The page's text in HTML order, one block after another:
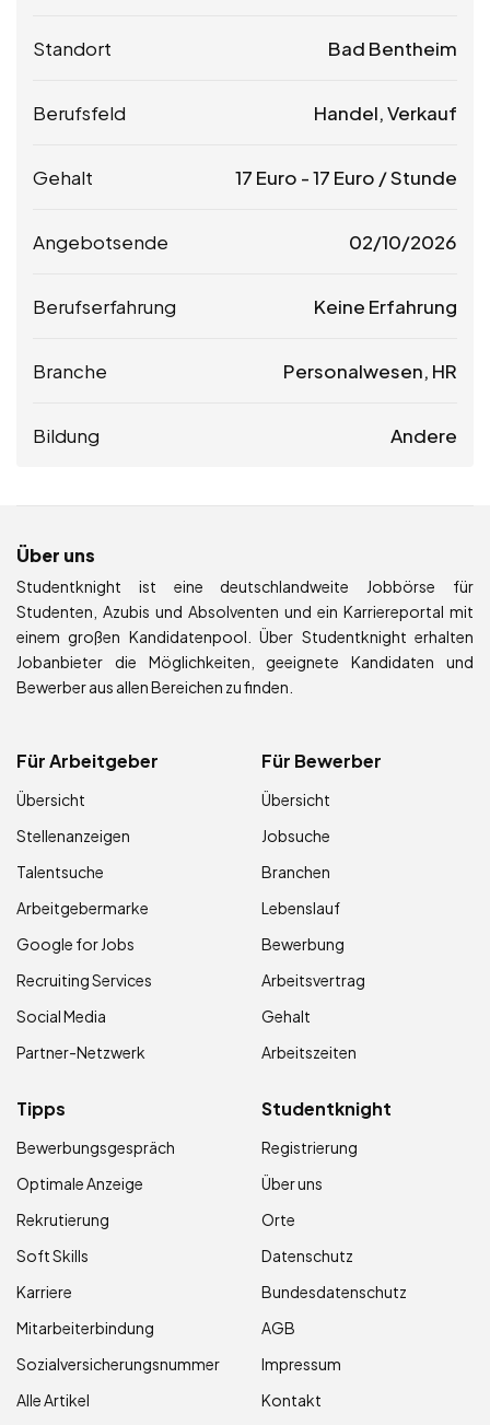
Standort Bad Bentheim
Berufsfeld Handel, Verkauf
Gehalt 17 Euro -17 Euro / Stunde
Angebotsende 02/10/2026
Berufserfahrung Keine Erfahrung
Branche Personalwesen, HR
Bildung Andere
Über uns
Studentknight ist eine deutschlandweite Jobbörse für
Studenten, Azubis und Absolventen und ein Karriereportal mit
einem großen Kandidatenpool. Über Studentknight erhalten
Jobanbieter die Möglichkeiten, geeignete Kandidaten und
Bewerber aus allen Bereichen zu finden.
Für Arbeitgeber
Übersicht
Stellenanzeigen
Talentsuche
Arbeitgebermarke
Google for Jobs
Recruiting Services
Social Media
Partner-Netzwerk
Für Bewerber
Übersicht
Jobsuche
Branchen
Lebenslauf
Bewerbung
Arbeitsvertrag
Gehalt
Arbeitszeiten
Tipps
Bewerbungsgespräch
Optimale Anzeige
Rekrutierung
Soft Skills
Karriere
Mitarbeiterbindung
Sozialversicherungsnummer
Alle Artikel
Studentknight
Registrierung
Über uns
Orte
Datenschutz
Bundesdatenschutz
AGB
Impressum
Kontakt